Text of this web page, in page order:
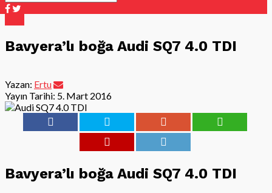
Bavyera’lı boğa Audi SQ7 4.0 TDI
Yazan: Ertu
Yayın Tarihi: 5. Mart 2016
Bavyera’lı boğa Audi SQ7 4.0 TDI